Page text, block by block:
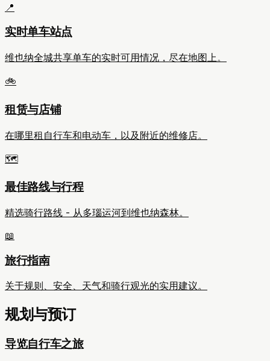
📍
实时单车站点
维也纳全城共享单车的实时可用情况，尽在地图上。
🚲
租赁与店铺
在哪里租自行车和电动车，以及附近的维修店。
🗺️
最佳路线与行程
精选骑行路线 - 从多瑙运河到维也纳森林。
📖
旅行指南
关于规则、安全、天气和骑行观光的实用建议。
规划与预订
导览自行车之旅